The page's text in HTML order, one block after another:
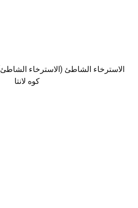
الاسترخاء الشاطئ (الاسترخاء
كوه لانتا